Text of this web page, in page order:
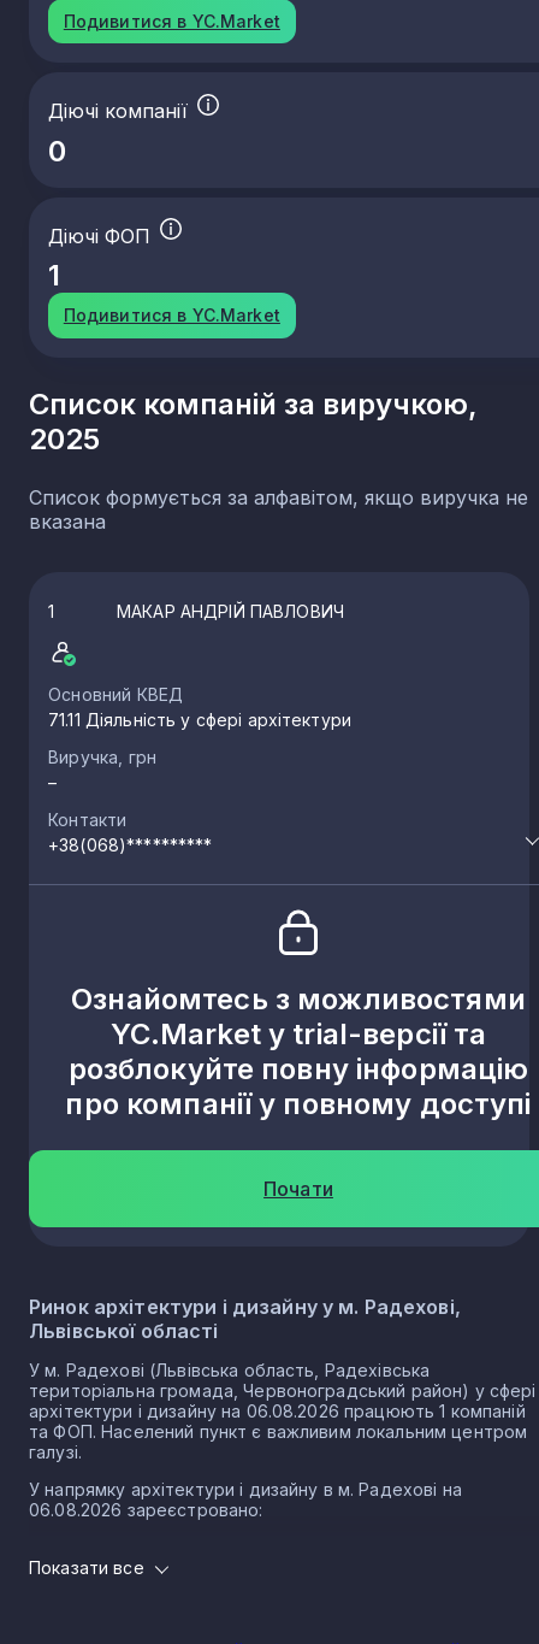
Подивитися в YC.Market
Діючі компанії
0
Діючі ФОП
1
Подивитися в YC.Market
Список компаній за виручкою,
2025
Список формується за алфавітом, якщо виручка не
вказана
1 МАКАР АНДРІЙ ПАВЛОВИЧ
Основний КВЕД
71.11 Діяльність у сфері архітектури
Виручка, грн
–
Контакти
+38(068)**********
Ознайомтесь з можливостями
YC.Market у trial-версії та
розблокуйте повну інформацію
про компанії у повному доступі
Почати
Ринок архітектури і дизайну у м. Радехові,
Львівської області
У м. Радехові (Львівська область, Радехівська
територіальна громада, Червоноградський район) у сфері
архітектури і дизайну на 06.08.2026 працюють 1 компаній
та ФОП. Населений пункт є важливим локальним центром
галузі.
У напрямку архітектури і дизайну в м. Радехові на
06.08.2026 зареєстровано:
1 ФОП
Показати все